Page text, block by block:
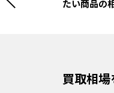
たい商品の
買取相場